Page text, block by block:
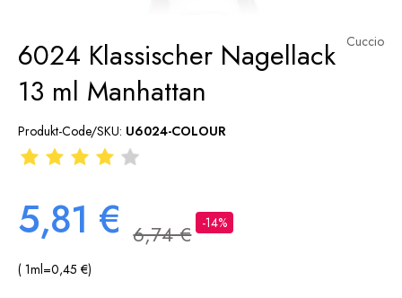
Cuccio
6024 Klassischer Nagellack
13 ml Manhattan
Produkt-Code/SKU: U6024-COLOUR
5,81 € 6,74 € -14%
( 1ml=0,45 €)